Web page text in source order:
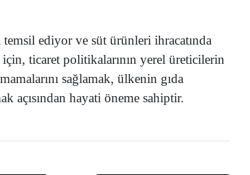
ediyor ve süt ürünleri ihracatında
ticaret politikalarının yerel üreticilerin
sağlamak, ülkenin gıda
açısından hayati öneme sahiptir.